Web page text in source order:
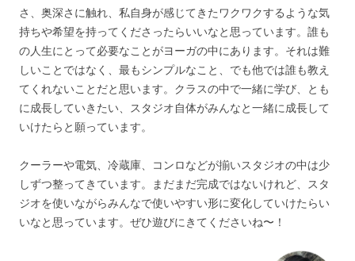
さ、奥深さに触れ、私自身が感じてきたワクワクするような気
持ちや希望を持ってくださったらいいなと思っています。誰も
の人生にとって必要なことがヨーガの中にあります。それは難
しいことではなく、最もシンプルなこと、でも他では誰も教え
てくれないことだと思います。クラスの中で一緒に学び、とも
に成長していきたい、スタジオ自体がみんなと一緒に成長して
いけたらと願っています。
クーラーや電気、冷蔵庫、コンロなどが揃いスタジオの中は少
しずつ整ってきています。まだまだ完成ではないけれど、スタ
ジオを使いながらみんなで使いやすい形に変化していけたらい
いなと思っています。ぜひ遊びにきてくださいね〜！